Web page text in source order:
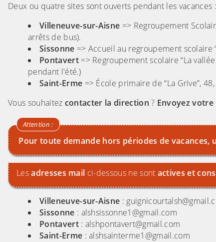
Deux ou quatre sites sont ouverts pendant les vacances :
Villeneuve-sur-Aisne => Regroupement
arrêts de bus).
Sissonne => Accueil au regroupement scolaire
Pontavert=> Regroupement scolaire “La
pendant l'été.)
Saint-Erme => École primaire de “La Grive”,
Vous souhaitez contacter la direction ? Envoyez
Pour toute demande hors périodes de
Lesadresses mail ci-dessous ne sont actives et
Villeneuve-sur-Aisne :
Sissonne : alshsissonne1@gmail.com
Pontavert: alshpontavert@gmail.com
Saint-Erme : alshsainterme1@gmail.com